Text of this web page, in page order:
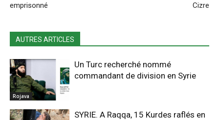
emprisonné
Cizre
AUTRES ARTICLES
Rojava
Un Turc recherché nommé
commandant de division en Syrie
SYRIE. A Raqqa, 15 Kurdes raflés en